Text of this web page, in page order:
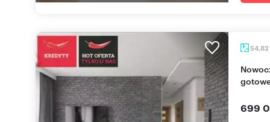
54,82
Nowoczesne 3-pokojowe mieszkanie w Gdańsku,
699